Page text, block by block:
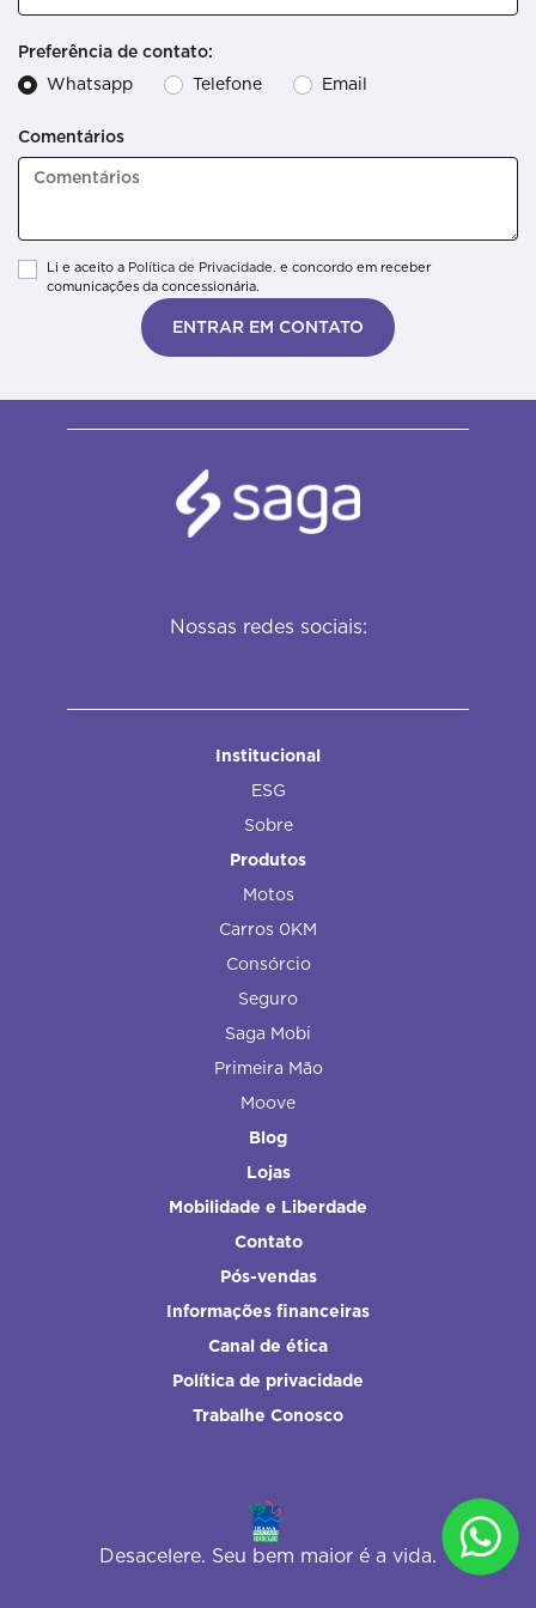
Preferência de contato:
Whatsapp
Telefone Email
Comentários
Li e aceito a Política de Privacidade. e concordo em receber
comunicações da concessionária.
ENTRAR EM CONTATO
Nossas redes sociais:
Institucional
ESG
Sobre
Produtos
Motos
Carros 0KM
Consórcio
Seguro
Saga Mobi
Primeira Mão
Moove
Blog
Lojas
Mobilidade e Liberdade
Contato
Pós-vendas
Informações financeiras
Canal de ética
Política de privacidade
Trabalhe Conosco
Desacelere. Seu bem maior é a vida.